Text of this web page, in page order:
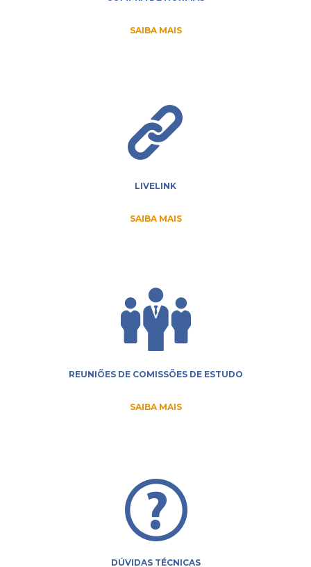
SAIBA MAIS
LIVELINK
SAIBA MAIS
REUNIÕES DE COMISSÕES DE ESTUDO
SAIBA MAIS
DÚVIDAS TÉCNICAS